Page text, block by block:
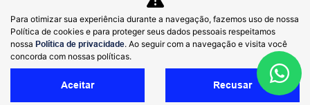
Lyra comércio de Veículos
48.956.621/0002-50
Para otimizar sua experiência durante a navegação, fazemos uso de nossa
Política de cookies e para proteger seus dados pessoais respeitamos
nossa Política de privacidade. Ao seguir com a navegação e visita você
concorda com nossas políticas.
Aceitar Recusar